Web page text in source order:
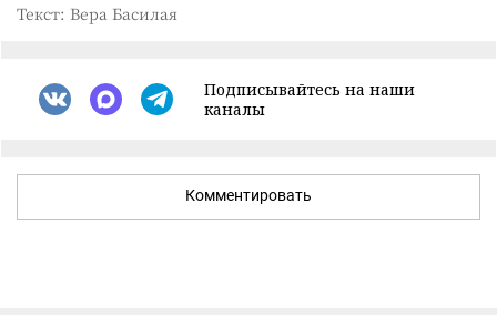
Текст: Вера Басилая
Подписывайтесь на наши
каналы
Комментировать